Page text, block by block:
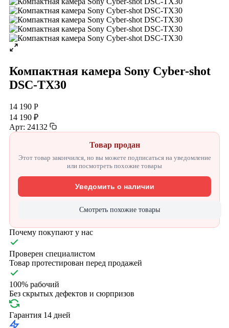
Компактная камера Sony Cyber-shot
DSC-TX30
14 190 Р
14 190 ₽
Арт: 24132
Товар продан
Этот товар закончился, но вы можете подписаться на уведомление
или посмотреть похожие товары
Уведомить о наличии
Смотреть похожие товары
Почему покупают у нас
Проверен специалистом
Товар протестирован перед продажей
100% рабочий
Без скрытых дефектов и сюрпризов
Гарантия 14 дней